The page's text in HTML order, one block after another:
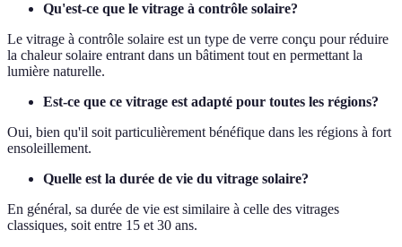
Qu'est-ce que le vitrage à contrôle solaire?
Le vitrage à contrôle solaire est un type de verre conçu pour réduire
la chaleur solaire entrant dans un bâtiment tout en permettant la
lumière naturelle.
Est-ce que ce vitrage est adapté pour toutes les régions?
Oui, bien qu'il soit particulièrement bénéfique dans les régions à fort
ensoleillement.
Quelle est la durée de vie du vitrage solaire?
En général, sa durée de vie est similaire à celle des vitrages
classiques, soit entre 15 et 30 ans.